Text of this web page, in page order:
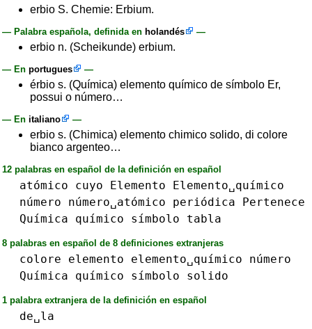
erbio S. Chemie: Erbium.
— Palabra española, definida en holandés —
erbio n. (Scheikunde) erbium.
— En portugues —
érbio s. (Química) elemento químico de símbolo Er,
possui o número…
— En italiano —
erbio s. (Chimica) elemento chimico solido, di colore
bianco argenteo…
12 palabras en español de la definición en español
atómico cuyo Elemento
Elemento␣químico
número
número␣atómico periódica
Pertenece
Química
químico símbolo tabla
8 palabras en español de 8 definiciones extranjeras
colore elemento elemento␣químico
número
Química
químico símbolo solido
1 palabra extranjera de la definición en español
de␣la